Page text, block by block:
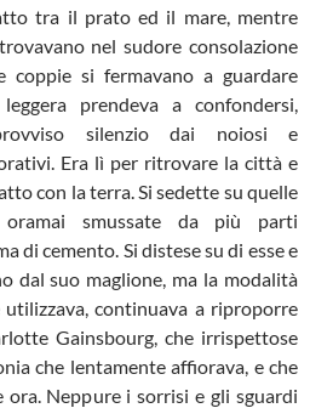
tra il prato ed il mare, mentre
nel sudore consolazione
coppie si fermavano a guardare
prendeva a confondersi,
silenzio dai noiosi e
Era lì per ritrovare la città e
con la terra. Si sedette su quelle
oramai smussate da più parti
di cemento. Si distese su di esse e
dal suo maglione, ma la modalità
utilizzava, continuava a riproporre
Gainsbourg, che irrispettose
che lentamente affiorava, e che
ora. Neppure i sorrisi e gli sguardi